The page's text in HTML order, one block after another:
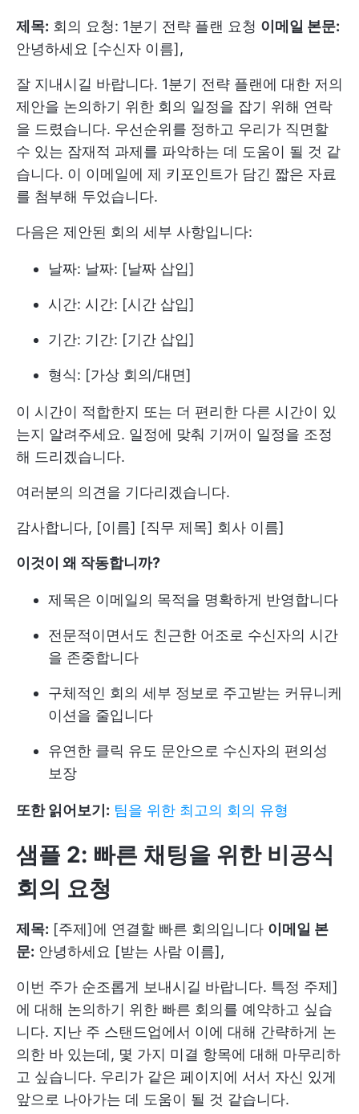
제목: 회의 요청: 1분기 전략 플랜 요청 이메일 본문:
안녕하세요 [수신자 이름],
잘 지내시길 바랍니다. 1분기 전략 플랜에 대한 저의
제안을 논의하기 위한 회의 일정을 잡기 위해 연락
을 드렸습니다. 우선순위를 정하고 우리가 직면할
수 있는 잠재적 과제를 파악하는 데 도움이 될 것 같
습니다. 이 이메일에 제 키포인트가 담긴 짧은 자료
를 첨부해 두었습니다.
다음은 제안된 회의 세부 사항입니다:
날짜: 날짜: [날짜 삽입]
시간: 시간: [시간 삽입]
기간: 기간: [기간 삽입]
형식: [가상 회의/대면]
이 시간이 적합한지 또는 더 편리한 다른 시간이 있
는지 알려주세요. 일정에 맞춰 기꺼이 일정을 조정
해 드리겠습니다.
여러분의 의견을 기다리겠습니다.
감사합니다, [이름] [직무 제목] 회사 이름]
이것이 왜 작동합니까?
제목은 이메일의 목적을 명확하게 반영합니다
전문적이면서도 친근한 어조로 수신자의 시간
을 존중합니다
구체적인 회의 세부 정보로 주고받는 커뮤니케
이션을 줄입니다
유연한 클릭 유도 문안으로 수신자의 편의성
보장
또한 읽어보기: 팀을 위한 최고의 회의 유형
샘플 2: 빠른 채팅을 위한 비공식
회의 요청
제목: [주제]에 연결할 빠른 회의입니다 이메일 본
문: 안녕하세요 [받는 사람 이름],
이번 주가 순조롭게 보내시길 바랍니다. 특정 주제]
에 대해 논의하기 위한 빠른 회의를 예약하고 싶습
니다. 지난 주 스탠드업에서 이에 대해 간략하게 논
의한 바 있는데, 몇 가지 미결 항목에 대해 마무리하
고 싶습니다. 우리가 같은 페이지에 서서 자신 있게
앞으로 나아가는 데 도움이 될 것 같습니다.